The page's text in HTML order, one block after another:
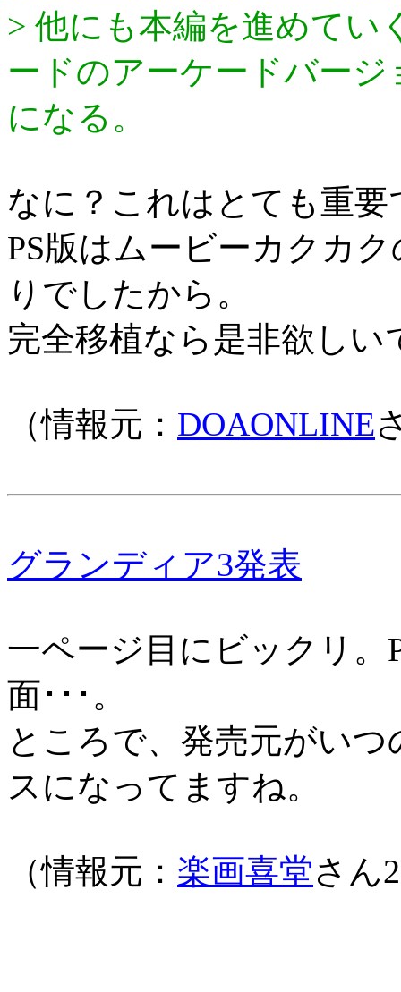
> 他にも本編を進めてい
ードのアーケードバー
になる。
なに？これはとても重
PS版はムービーカクカ
りでしたから。
完全移植なら是非欲しい
（情報元： DOAONLINE
グランディア3発表
一ページ目にビックリ。
面･･･。
ところで、発売元がい
スになってますね。
（情報元： 楽画喜堂さん